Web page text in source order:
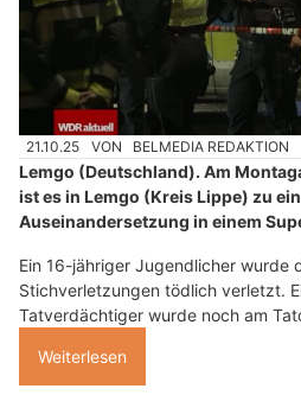
21.10.25 VON BELMEDIA REDAKTION
Lemgo (Deutschland). Am
ist es in Lemgo (Kreis Lippe) zu
Auseinandersetzung in einem
Ein 16-jähriger Jugendlicher wurde
Stichverletzungen tödlich verletzt.
Tatverdächtiger wurde noch am
Weiterlesen